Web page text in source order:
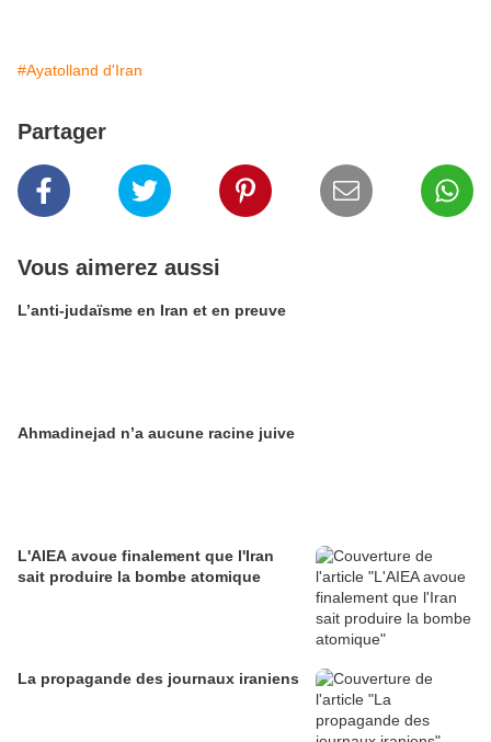
#Ayatolland d'Iran
Partager
Vous aimerez aussi
L’anti-judaïsme en Iran et en preuve
Ahmadinejad n’a aucune racine juive
L'AIEA avoue finalement que l'Iran
sait produire la bombe atomique
La propagande des journaux iraniens